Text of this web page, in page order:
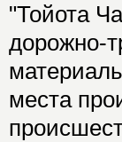
"Тойота
дорожно-
места